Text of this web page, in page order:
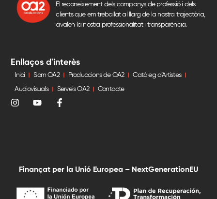
El reconeixement dels companys de professió i dels
clients que em treballat al llarg de la nostra trajectòria,
avalen la nostra professionalitat i transparència.
Enllaços d'interès
Inici Som OA2 Produccions de OA2 Catàleg d’Artistes
Audiovisuals Serveis OA2 Contacte
Finançat per la Unió Europea – NextGenerationEU